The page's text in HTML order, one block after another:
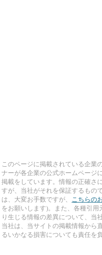
このページに掲載されている企業
ナーが各企業の公式ホームページ
掲載をしています。情報の正確さ
すが、当社がそれを保証するもの
は、大変お手数ですが、
こちらの
をお願いします)。また、各種引
り生じる情報の差異について、当
当社は、当サイトの掲載情報から
るいかなる損害についても責任を